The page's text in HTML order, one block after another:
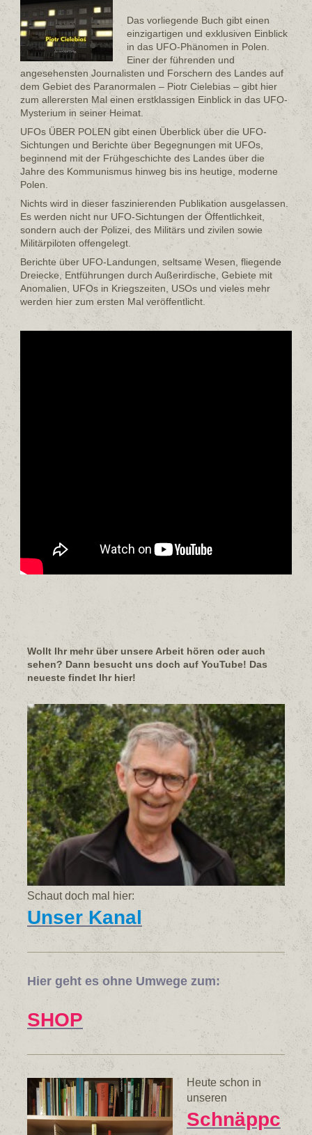
Das vorliegende Buch gibt einen
einzigartigen und exklusiven Einblick
in das UFO-Phänomen in Polen.
Einer der führenden und
angesehensten Journalisten und Forschern des Landes auf
dem Gebiet des Paranormalen – Piotr Cielebias – gibt hier
zum allerersten Mal einen erstklassigen Einblick in das UFO-
Mysterium in seiner Heimat.
UFOs ÜBER POLEN gibt einen Überblick über die UFO-
Sichtungen und Berichte über Begegnungen mit UFOs,
beginnend mit der Frühgeschichte des Landes über die
Jahre des Kommunismus hinweg bis ins heutige, moderne
Polen.
Nichts wird in dieser faszinierenden Publikation ausgelassen.
Es werden nicht nur UFO-Sichtungen der Öffentlichkeit,
sondern auch der Polizei, des Militärs und zivilen sowie
Militärpiloten offengelegt.
Berichte über UFO-Landungen, seltsame Wesen, fliegende
Dreiecke, Entführungen durch Außerirdische, Gebiete mit
Anomalien, UFOs in Kriegszeiten, USOs und vieles mehr
werden hier zum ersten Mal veröffentlicht.
Wollt Ihr mehr über unsere Arbeit hören oder auch
sehen? Dann besucht uns doch auf YouTube! Das
neueste findet Ihr hier!
Schaut doch mal hier:
Unser Kanal
Hier geht es ohne Umwege zum:
SHOP
Heute schon in
unseren
Schnäppc